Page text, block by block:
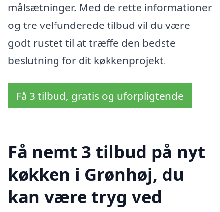
målsætninger. Med de rette informationer
og tre velfunderede tilbud vil du være
godt rustet til at træffe den bedste
beslutning for dit køkkenprojekt.
Få 3 tilbud, gratis og uforpligtende
Få nemt 3 tilbud på nyt
køkken i Grønhøj, du
kan være tryg ved